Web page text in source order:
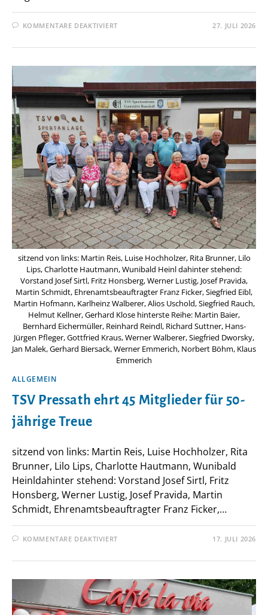
KOMMENTARE DEAKTIVIERTFÜR
IMMER
27. JULI 2026
sitzend von links: Martin Reis, Luise Hochholzer, Rita Brunner, Lilo
Lips, Charlotte Hautmann, Wunibald Heinl dahinter stehend:
Vorstand Josef Sirtl, Fritz Honsberg, Werner Lustig, Josef Pravida,
Martin Schmidt, Ehrenamtsbeauftragter Franz Ficker, Siegfried Eibl,
Martin Hofmann, Karlheinz Walberer, Alios Uschold, Siegfried Rauch,
Helmut Kellner, Gerhard Klose hinterste Reihe: Martin Baier,
Bernhard Eichermüller, Reinhard Reindl, Richard Suttner, Hans-
Jürgen Pfleger, Gottfried Kraus, Werner Walberer, Siegfried Dworsky,
Jan Malek, Gerhard Biersack, Werner Emmerich, Norbert Böhm, Klaus
Emmerich
ALLGEMEIN
TSV Pressath ehrt 45 Mitglieder für 50-
jährige Treue
sitzend von links: Martin Reis, Luise Hochholzer, Rita
Brunner, Lilo Lips, Charlotte Hautmann, Wunibald
Heinldahinter stehend: Vorstand Josef Sirtl, Fritz
Honsberg, Werner Lustig, Josef Pravida, Martin
Schmidt, Ehrenamtsbeauftragter Franz Ficker,…
KOMMENTARE DEAKTIVIERTFÜR
EHRT
MITGLIEDER
FÜR
50-
JÄHRIGE
TREUE
17. JULI 2026